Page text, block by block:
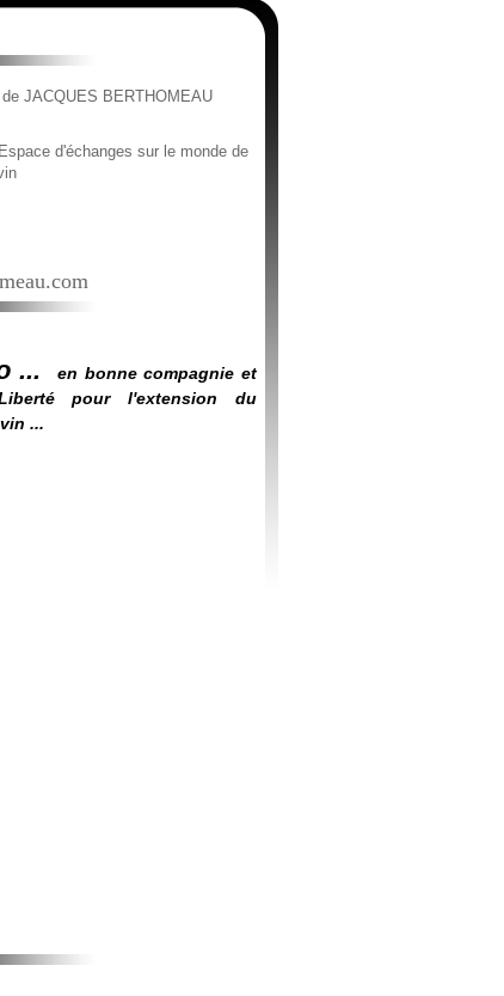
JACQUES BERTHOMEAU
d'échanges sur le monde de
...
en bonne compagnie et
pour l'extension du
...